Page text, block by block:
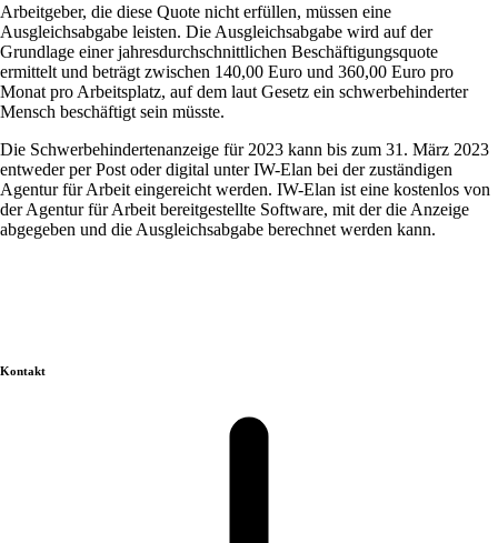
Arbeitgeber, die diese Quote nicht erfüllen, müssen eine
Ausgleichsabgabe leisten. Die Ausgleichsabgabe wird auf der
Grundlage einer jahresdurchschnittlichen Beschäftigungsquote
ermittelt und beträgt zwischen 140,00 Euro und 360,00 Euro pro
Monat pro Arbeitsplatz, auf dem laut Gesetz ein schwerbehinderter
Mensch beschäftigt sein müsste.
Die Schwerbehindertenanzeige für 2023 kann bis zum 31. März 2023
entweder per Post oder digital unter IW-Elan bei der zuständigen
Agentur für Arbeit eingereicht werden. IW-Elan ist eine kostenlos von
der Agentur für Arbeit bereitgestellte Software, mit der die Anzeige
abgegeben und die Ausgleichsabgabe berechnet werden kann.
Kontakt